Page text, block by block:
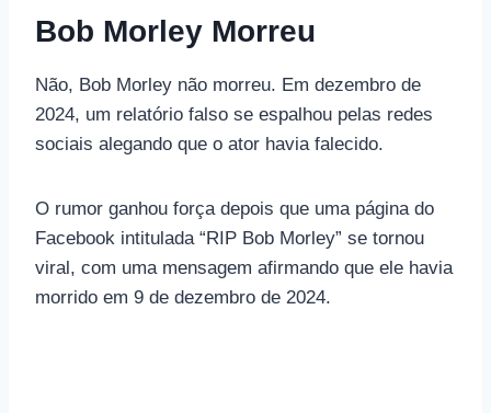
Bob Morley Morreu
Não, Bob Morley não morreu. Em dezembro de
2024, um relatório falso se espalhou pelas redes
sociais alegando que o ator havia falecido.
O rumor ganhou força depois que uma página do
Facebook intitulada “RIP Bob Morley” se tornou
viral, com uma mensagem afirmando que ele havia
morrido em 9 de dezembro de 2024.